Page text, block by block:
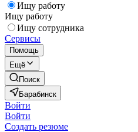
Ищу работу
Ищу работу
Ищу сотрудника
Сервисы
Помощь
Ещё
Поиск
Барабинск
Войти
Войти
Создать резюме